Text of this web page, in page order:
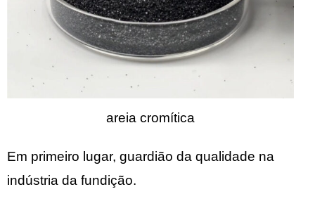
areia cromítica
Em primeiro lugar, guardião da qualidade na
indústria da fundição.